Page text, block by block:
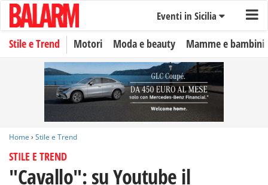
Eventi in Sicilia
Stile e Trend Motori Moda e beauty Mamme e bambini
Home › Stile e Trend
STILE E TREND
"Cavallo": su Youtube il